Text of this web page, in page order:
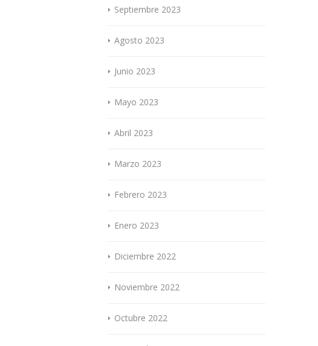
Septiembre 2023
Agosto 2023
Junio 2023
Mayo 2023
Abril 2023
Marzo 2023
Febrero 2023
Enero 2023
Diciembre 2022
Noviembre 2022
Octubre 2022